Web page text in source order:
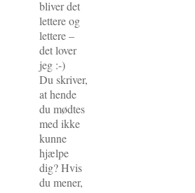
bliver det
lettere og
lettere –
det lover
jeg :-)
Du skriver,
at hende
du mødtes
med ikke
kunne
hjælpe
dig? Hvis
du mener,